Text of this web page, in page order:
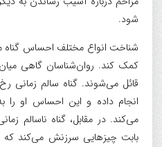
شود.
شناخت انواع مختلف احساس گناه
کمک کند. روان‌شناسان گاهی میان
قائل می‌شوند. گناه سالم زمانی
انجام داده و این احساس او را
می‌کند. در مقابل، گناه ناسالم
بابت چیزهایی سرزنش می‌کند که